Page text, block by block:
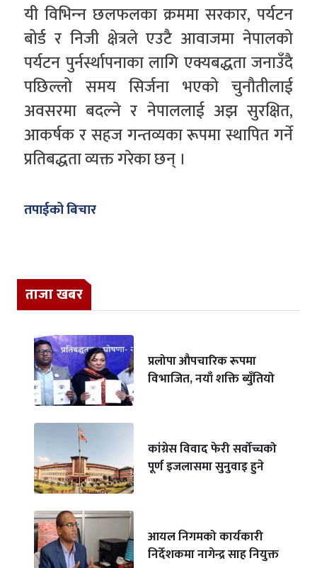
यी विभिन्‍न छलफलका क्रममा सरकार, पर्यटन
बोर्ड र निजी क्षेत्रले एउटै आवाजमा नेपालको
पर्यटन पुर्नर्स्थापनाका लागि एक्यबद्धता जनाउँदै
पछिल्लो समय सिर्जना भएको चुनौतीलाई
अवसरमा बदल्ने र नेपाललाई अझ सुरक्षित,
आकर्षक र सहज गन्तव्यका रूपमा स्थापित गर्ने
प्रतिबद्धता व्यक्त गरेका छन् ।
तपाईको बिचार
ताजा खबर
प्रलोपा औपचारिक रूपमा
विभाजित, नयाँ शक्ति ब्युँतियो
कांग्रेस विवाद फेरी सर्वोच्चको
पूर्ण इजलासमा सुनुवाइ हुने
आयल निगमको कार्यकारी
निर्देशकमा नागेन्द्र साह नियुक्त